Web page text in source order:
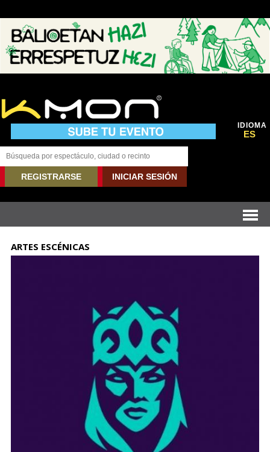
IDIOMA
ES
REGISTRARSE INICIAR SESIÓN
ARTES ESCÉNICAS